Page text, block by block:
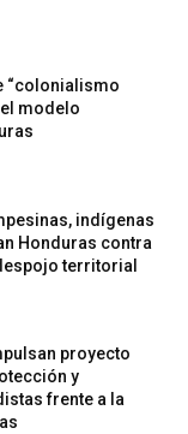
“colonialismo
modelo
indígenas
Honduras contra
territorial
proyecto
y
frente a la